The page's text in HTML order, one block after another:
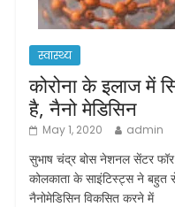
स्वास्थ्य
कोरोना के इलाज में
है, नैनो मेडिसिन
May 1, 2020 admin
सुभाष चंद्र बोस नेशनल सेंटर
कोलकाता के साइंटिस्ट्स ने बहुत
नैनोमेडिसिन विकसित करने में